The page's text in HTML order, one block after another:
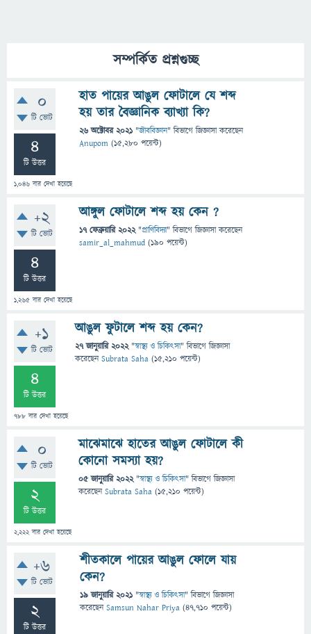
সম্পর্কিত প্রশ্নগুচ্ছ
0
টি ভোট
4
টি উত্তর
1,046 বার দেখা হয়েছে
হাত পায়ের আঙুল ফোটালে যে শব্দ
হয় তার বৈজ্ঞানিক ব্যাখ্যা কি?
26 অক্টোবর 2021 "জীববিজ্ঞান" বিভাগে জিজ্ঞাসাকরেছেন
Anupom (15,280 পয়েন্ট)
+2
টি ভোট
4
টি উত্তর
1,265 বার দেখা হয়েছে
আঙ্গুল ফোটালে শব্দ হয় কেন ?
17 ফেব্রুয়ারি 2022 "প্রাণিবিদ্যা" বিভাগে জিজ্ঞাসাকরেছেন
samir_al_mahmud (190 পয়েন্ট)
+1
টি ভোট
4
টি উত্তর
788 বার দেখা হয়েছে
আঙুল ফুটালে শব্দ হয় কেন?
27 জানুয়ারি 2022 "স্বাস্থ্য ও চিকিৎসা" বিভাগে জিজ্ঞাসা
করেছেনSubrata Saha (15,210 পয়েন্ট)
0
টি ভোট
2
টি উত্তর
2,222বার দেখা হয়েছে
মাঝেমাঝে হাতের আঙুল ফোটালে কী
কোনো সমস্যা হয়?
05 জানুয়ারি 2022 "স্বাস্থ্য ও চিকিৎসা" বিভাগে জিজ্ঞাসা
করেছেনSubrata Saha (15,210 পয়েন্ট)
+6
টি ভোট
2
টি উত্তর
শীতকালে পায়ের আঙুল ফোলে যায়
কেন?
19 জানুয়ারি 2021 "স্বাস্থ্য ও চিকিৎসা" বিভাগে জিজ্ঞাসা
করেছেনSamsun Nahar Priya (47,710 পয়েন্ট)